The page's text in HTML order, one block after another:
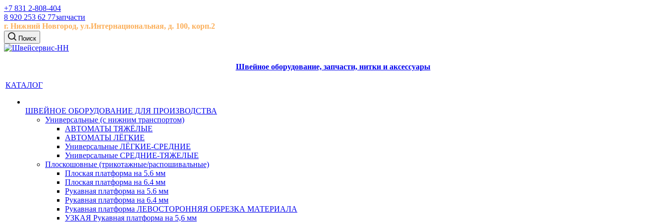
+7 831 2-808-404
8 920 253 62 77запчасти
г. Нижний Новгород, ул.Интернациональная, д. 100, корп.2
Поиск
Швейное оборудование, запчасти, нитки и аксессуары
КАТАЛОГ
ШВЕЙНОЕ ОБОРУДОВАНИЕ ДЛЯ ПРОИЗВОДСТВА
Универсальные (с нижним транспортом)
АВТОМАТЫ ТЯЖЁЛЫЕ
АВТОМАТЫ ЛЁГКИЕ
Универсальные ЛЁГКИЕ-СРЕДНИЕ
Универсальные СРЕДНИЕ-ТЯЖЕЛЫЕ
Плоскошовные (трикотажные/распошивальные)
Плоская платформа на 5.6 мм
Плоская платформа на 6.4 мм
Рукавная платформа на 5.6 мм
Рукавная платформа на 6.4 мм
Рукавная платформа ЛЕВОСТОРОННЯЯ ОБРЕЗКА МАТЕРИАЛА
УЗКАЯ Рукавная платформа на 5,6 мм